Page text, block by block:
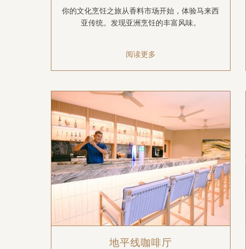
你的文化烹饪之旅从香料市场开始，体验马来西
亚传统。发现亚洲烹饪的丰富风味。
阅读更多
地平线咖啡厅